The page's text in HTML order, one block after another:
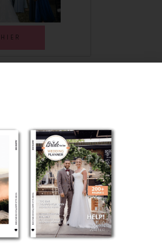
voor je zijn: